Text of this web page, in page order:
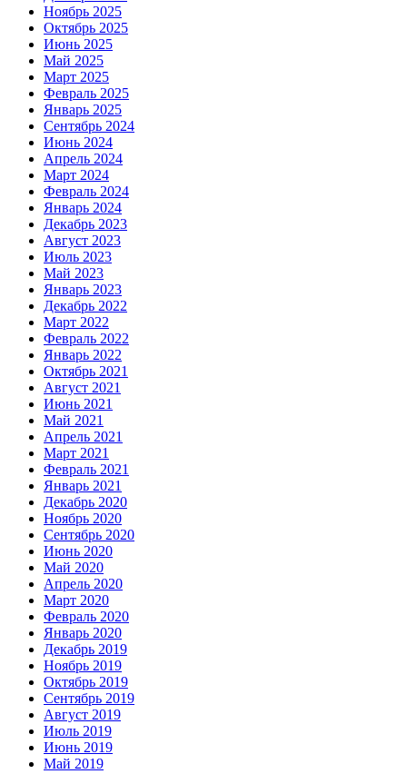
Ноябрь 2025
Октябрь 2025
Июнь 2025
Май 2025
Март 2025
Февраль 2025
Январь 2025
Сентябрь 2024
Июнь 2024
Апрель 2024
Март 2024
Февраль 2024
Январь 2024
Декабрь 2023
Август 2023
Июль 2023
Май 2023
Январь 2023
Декабрь 2022
Март 2022
Февраль 2022
Январь 2022
Октябрь 2021
Август 2021
Июнь 2021
Май 2021
Апрель 2021
Март 2021
Февраль 2021
Январь 2021
Декабрь 2020
Ноябрь 2020
Сентябрь 2020
Июнь 2020
Май 2020
Апрель 2020
Март 2020
Февраль 2020
Январь 2020
Декабрь 2019
Ноябрь 2019
Октябрь 2019
Сентябрь 2019
Август 2019
Июль 2019
Июнь 2019
Май 2019